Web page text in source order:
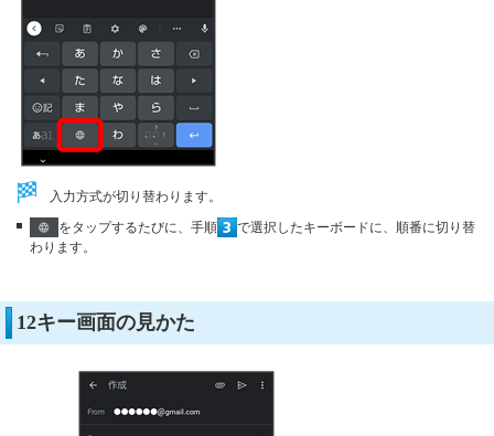
入力方式が切り替わります。
をタップするたびに、手順
で選択したキーボードに、順番に切り替
わります。
12キー画面の見かた